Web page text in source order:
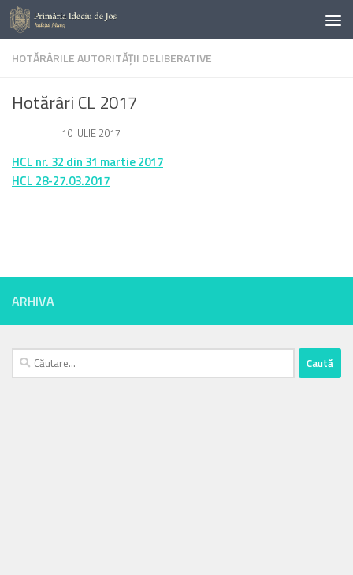
Skip to content
HOTĂRÂRILE AUTORITĂȚII DELIBERATIVE
Hotărâri CL 2017
· PUBLICAT10 IULIE 2017
HCL nr. 32 din 31 martie 2017
HCL 28-27.03.2017
ARHIVA
Caută
după: